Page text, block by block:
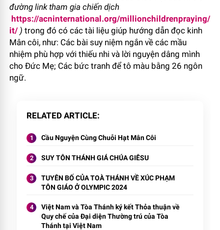
đường link tham gia chiến dịch
https://acninternational.org/millionchildrenpraying/
it/ ) trong đó có các tài liệu giúp hướng dẫn đọc kinh
Mân côi, như: Các bài suy niệm ngắn về các mầu
nhiệm phù hợp với thiếu nhi và lời nguyện dâng mình
cho Đức Mẹ; Các bức tranh để tô màu bằng 26 ngôn
ngữ.
RELATED ARTICLE
Cầu Nguyện Cùng Chuỗi Hạt Mân Côi
SUY TÔN THÁNH GIÁ CHÚA GIÊSU
TUYÊN BỐ CỦA TOÀ THÁNH VỀ XÚC PHẠM
TÔN GIÁO Ở OLYMPIC 2024
Việt Nam và Tòa Thánh ký kết Thỏa thuận về
Quy chế của Đại diện Thường trú của Tòa
Thánh tại Việt Nam